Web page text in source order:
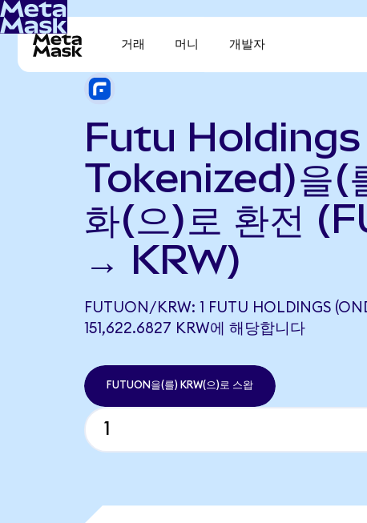
거래 머니 개발자
Futu
Tokenized)을(
화(으)로 환전
→ KRW)
FUTUON/KRW: 1 FUTU HOLDINGS
151,622.6827 KRW에 해당합니다
FUTUON을(를) KRW(으)로 스왑